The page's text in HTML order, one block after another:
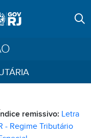
remissivo: Letra
- Regime Tributário